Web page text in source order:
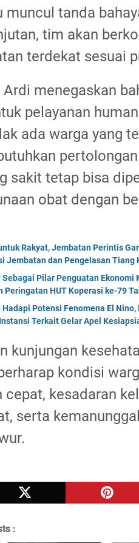
muncul tanda
tim akan
terdekat sesuai
menegaskan
pelayanan
ada warga yang
sakit tetap bisa
obat dengan
Rakyat, Jembatan Perintis
Jembatan dan Pengelasan Tiang
Sebagai Pilar Penguatan
Peringatan HUT Koperasi ke-79
Potensi Fenomena El
Terkait Gelar Apel
kunjungan
kondisi
kesadaran
serta
: